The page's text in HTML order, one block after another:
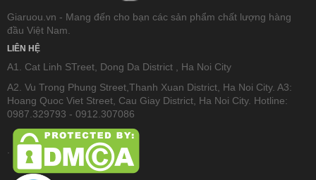
Giaruou.vn - Mang đến cho bạn các sản phẩm chất lượng hàng
đầu Việt Nam.
LIÊN HỆ
A1. Cat Linh STreet, Dong Da District , Ha Noi City
A2. Vu Trong Phung Street,Thanh Xuan District, Ha Noi City. A3:
Hoang Quoc Viet Street, Cau Giay District, Ha Noi City. Hotline:
0987.329793 - 0912.307086
.